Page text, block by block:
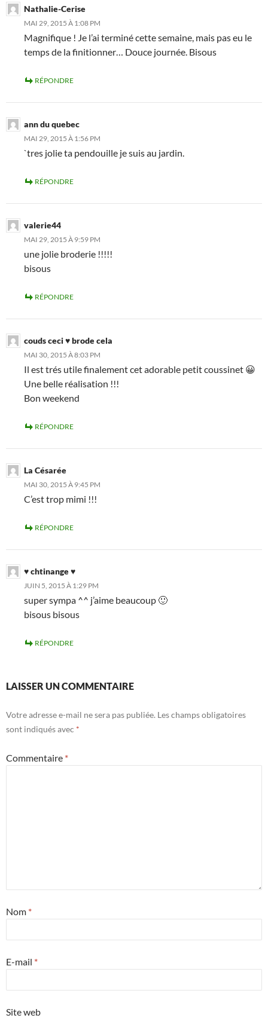
Nathalie-Cerise
MAI 29, 2015 À 1:08 PM
Magnifique ! Je l’ai terminé cette semaine, mais pas eu le
temps de la finitionner… Douce journée. Bisous
RÉPONDRE
ann du quebec
MAI 29, 2015 À 1:56 PM
`tres jolie ta pendouille je suis au jardin.
RÉPONDRE
valerie44
MAI 29, 2015 À 9:59 PM
une jolie broderie !!!!!
bisous
RÉPONDRE
couds ceci ♥ brode cela
MAI 30, 2015 À 8:03 PM
Il est trés utile finalement cet adorable petit coussinet 😀
Une belle réalisation !!!
Bon weekend
RÉPONDRE
La Césarée
MAI 30, 2015 À 9:45 PM
C’est trop mimi !!!
RÉPONDRE
♥ chtinange ♥
JUIN 5, 2015 À 1:29 PM
super sympa ^^ j’aime beaucoup 🙂
bisous bisous
RÉPONDRE
LAISSER UN COMMENTAIRE
Votre adresse e-mail ne sera pas publiée. Les champs obligatoires
sont indiqués avec *
Commentaire *
Nom *
E-mail *
Site web